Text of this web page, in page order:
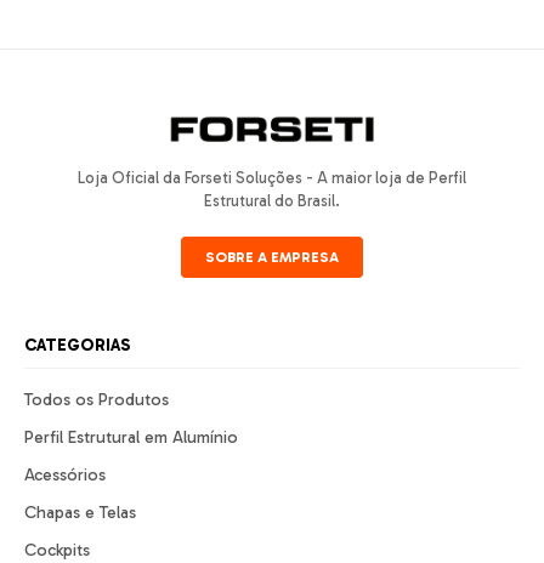
Loja Oficial da Forseti Soluções - A maior loja de Perfil
Estrutural do Brasil.
SOBRE A EMPRESA
CATEGORIAS
Todos os Produtos
Perfil Estrutural em Alumínio
Acessórios
Chapas e Telas
Cockpits